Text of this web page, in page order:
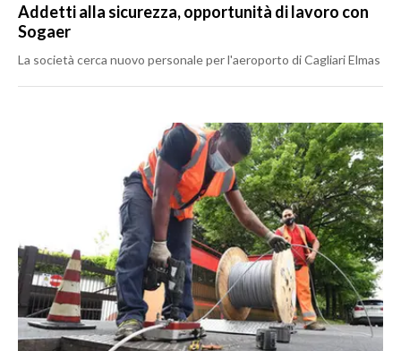
Addetti alla sicurezza, opportunità di lavoro con
Sogaer
La società cerca nuovo personale per l'aeroporto di Cagliari Elmas